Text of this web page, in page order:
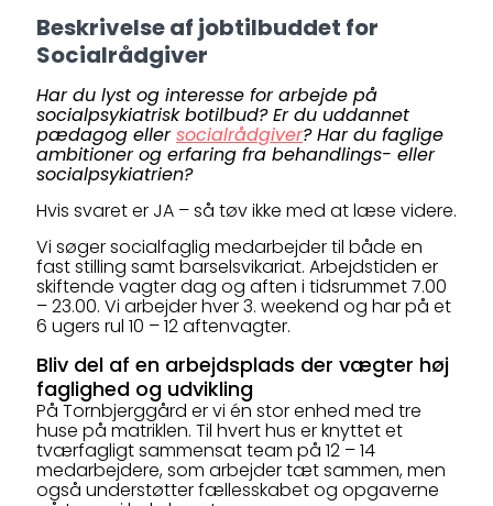
Beskrivelse af jobtilbuddet for
Socialrådgiver
Har du lyst og interesse for arbejde på
socialpsykiatrisk botilbud? Er du uddannet
pædagog ellersocialrådgiver? Har du faglige
ambitioner og erfaring fra behandlings- eller
socialpsykiatrien?
Hvis svaret er JA – så tøv ikke med at læse videre.
Vi søger socialfaglig medarbejder til både en
fast stilling samt barselsvikariat. Arbejdstiden er
skiftende vagter dag og aften i tidsrummet 7.00
– 23.00. Vi arbejder hver 3. weekend og har på et
6 ugers rul 10 – 12 aftenvagter.
Bliv del af en arbejdsplads der vægter høj
faglighed og udvikling
På Tornbjerggård er vi én stor enhed med tre
huse på matriklen. Til hvert hus er knyttet et
tværfagligt sammensat team på 12 – 14
medarbejdere, som arbejder tæt sammen, men
også understøtter fællesskabet og opgaverne